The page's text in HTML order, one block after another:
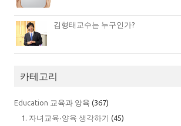
김형태교수는 누구인가?
카테고리
Education 교육과 양육 (367)
1. 자녀교육∙양육 생각하기 (45)